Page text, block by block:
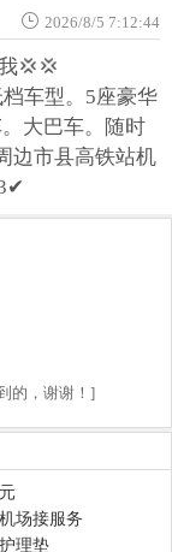
2026/8/5 7:12:44
💢💢
车型。5座豪华
大巴车。随时
边市县高铁站机
的，谢谢！]
场接服务
理垫